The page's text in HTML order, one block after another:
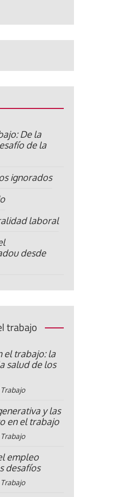
De la
de la
ignorados
laboral
desde
trabajo
el trabajo: la
salud de los
y las
en el trabajo
empleo
desafíos